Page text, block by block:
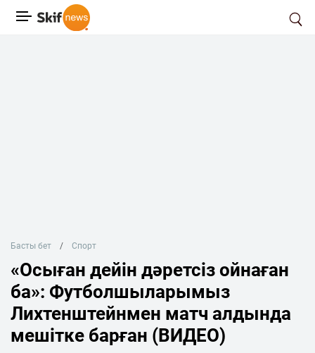
Басты бет Спорт
«Осыған дейін дәретсіз ойнаған
ба»: Футболшыларымыз
Лихтенштейнмен матч алдында
мешітке барған (ВИДЕО)